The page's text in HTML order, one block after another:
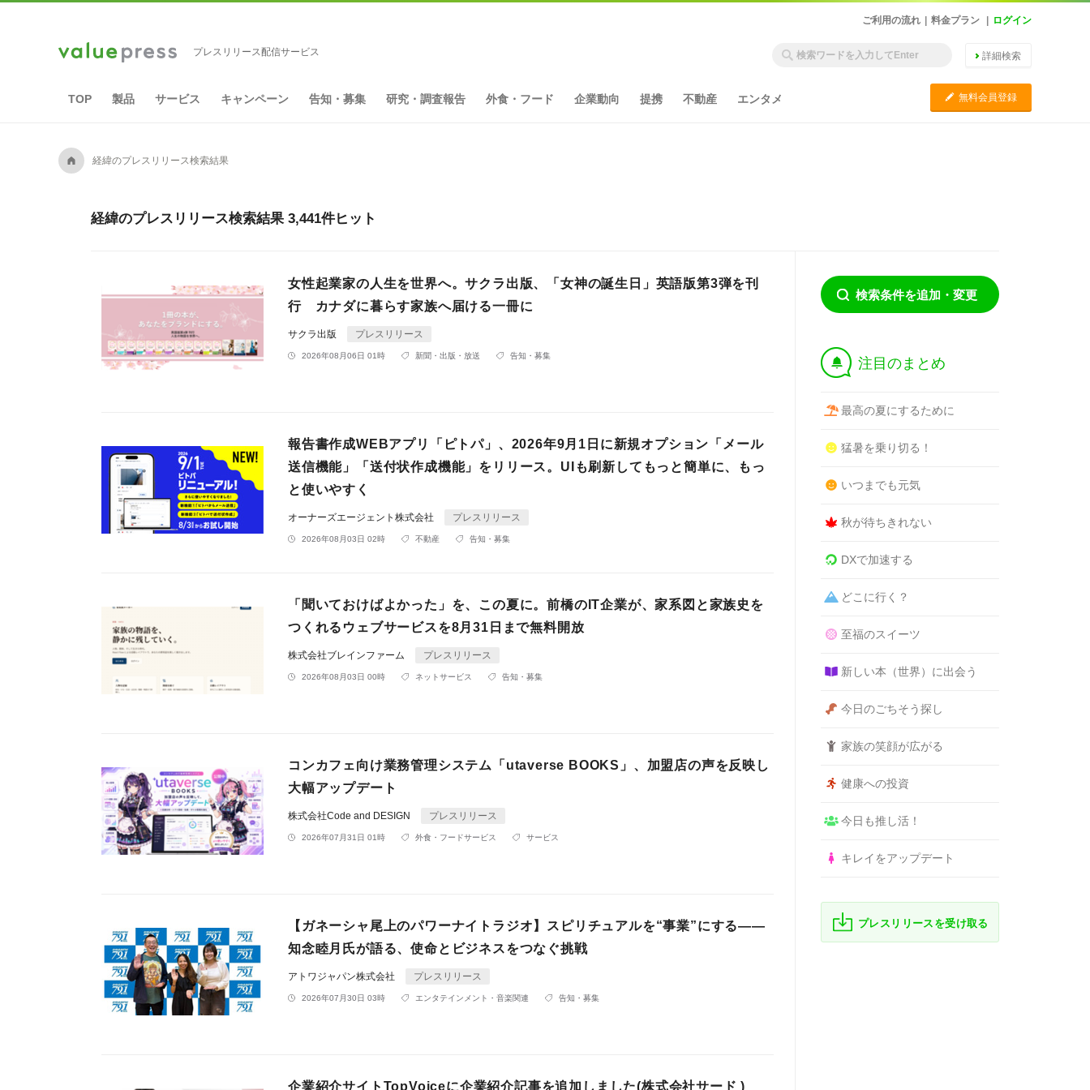
ご利用の流れ 料金プラン ログイン
プレスリリース配信サービス 詳細検索
TOP 製品 サービス キャンペーン 告知・募集 研究・調査報告 外食・フード 企業動向 提携 不動産 エンタメ C 無料会員登録
A 経緯のプレスリリース検索結果
経緯のプレスリリース検索結果 3,441件ヒット
女性起業家の人生を世界へ。サクラ出版、「女神の誕生日」英語版第3弾を刊
行 カナダに暮らす家族へ届ける一冊に
サクラ出版 プレスリリース
2026年08月06日 01時 新聞・出版・放送 告知・募集
報告書作成WEBアプリ「ピトパ」、2026年9月1日に新規オプション「メール
送信機能」「送付状作成機能」をリリース。UIも刷新してもっと簡単に、もっ
と使いやすく
オーナーズエージェント株式会社 プレスリリース
2026年08月03日 02時 不動産 告知・募集
「聞いておけばよかった」を、この夏に。前橋のIT企業が、家系図と家族史を
つくれるウェブサービスを8月31日まで無料開放
株式会社ブレインファーム プレスリリース
2026年08月03日 00時 ネットサービス 告知・募集
コンカフェ向け業務管理システム「utaverse BOOKS」、加盟店の声を反映し
大幅アップデート
株式会社Code and DESIGN プレスリリース
2026年07月31日 01時 外食・フードサービス サービス
【ガネーシャ尾上のパワーナイトラジオ】スピリチュアルを“事業”にする――
知念睦月氏が語る、使命とビジネスをつなぐ挑戦
アトワジャパン株式会社 プレスリリース
2026年07月30日 03時 エンタテインメント・音楽関連 告知・募集
企業紹介サイトTopVoiceに企業紹介記事を追加しました(株式会社サード )
検索条件を追加・変更
† 注目のまとめ
最高の夏にするために
猛暑を乗り切る！
いつまでも元気
秋が待ちきれない
DXで加速する
どこに行く？
至福のスイーツ
新しい本（世界）に出会う
今日のごちそう探し
家族の笑顔が広がる
健康への投資
今日も推し活！
キレイをアップデート
プレスリリースを受け取る